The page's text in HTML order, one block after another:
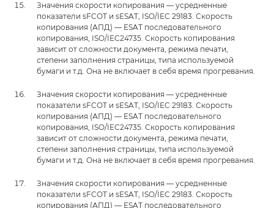
Значения скорости копирования — усредненные
показатели sFCOT и sESAT, ISO/IEC 29183. Скорость
копирования (АПД) — ESAT последовательного
копирования, ISO/IEC24735. Скорость копирования
зависит от сложности документа, режима печати,
степени заполнения страницы, типа используемой
бумаги и т.д. Она не включает в себя время прогревания.
Значения скорости копирования — усредненные
показатели sFCOT и sESAT, ISO/IEC 29183. Скорость
копирования (АПД) — ESAT последовательного
копирования, ISO/IEC24735. Скорость копирования
зависит от сложности документа, режима печати,
степени заполнения страницы, типа используемой
бумаги и т.д. Она не включает в себя время прогревания.
Значения скорости копирования — усредненные
показатели sFCOT и sESAT, ISO/IEC 29183. Скорость
копирования (АПД) — ESAT последовательного